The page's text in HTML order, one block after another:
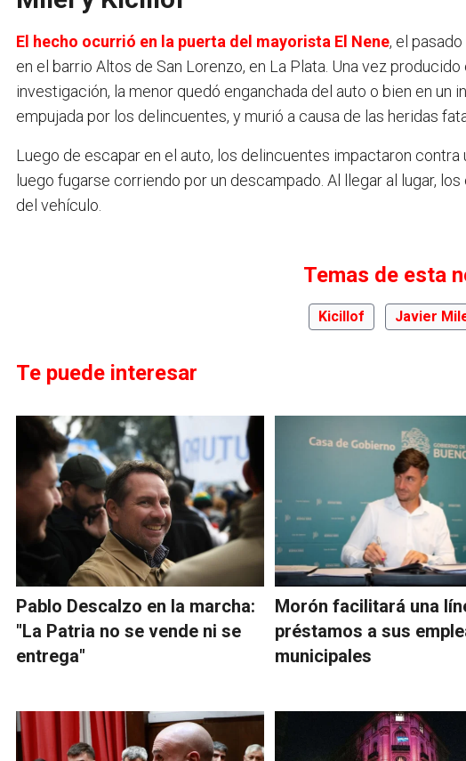
El hecho ocurrió en la puerta del mayorista El Nene, el
en el barrio Altos de San Lorenzo, en La Plata. Una vez
investigación, la menor quedó enganchada del auto o bien en un
empujada por los delincuentes, y murió a causa de las heridas
Luego de escapar en el auto, los delincuentes impactaron contra
luego fugarse corriendo por un descampado. Al llegar al lugar,
del vehículo.
Temas de esta
Kicillof Javier
Te puede interesar
Pablo Descalzo en la marcha:
"La Patria no se vende ni se
entrega"
Morón facilitará una
préstamos a sus
municipales